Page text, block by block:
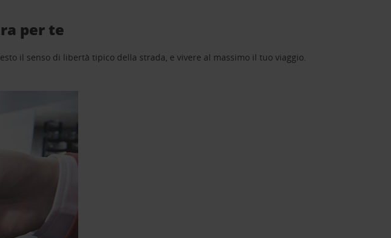
per te
il senso di libertà tipico della strada, e vivere al massimo il tuo viaggio.